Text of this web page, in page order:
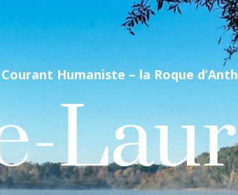
Humaniste – la Roque